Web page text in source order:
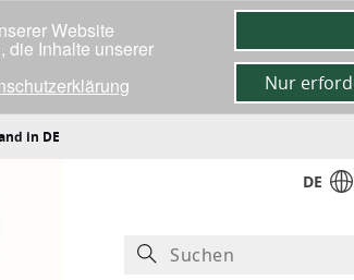
in DE
DE
Website
die Inhalte unserer
Nur